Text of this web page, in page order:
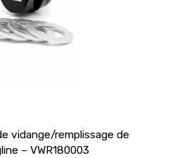
vidange/remplissage de
– VWR180003